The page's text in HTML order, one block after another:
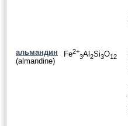
альмандин
(almandine)
Fe2+
3Al 2Si3O12